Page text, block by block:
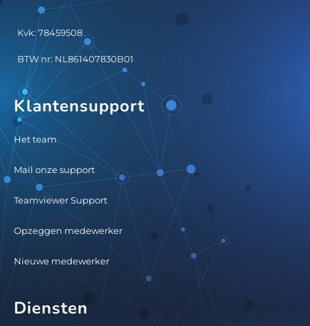
Kvk: 78459508
BTW nr: NL861407830B01
Klantensupport
Het team
Mail onze support
Teamviewer Support
Opzeggen medewerker
Nieuwe medewerker
Diensten